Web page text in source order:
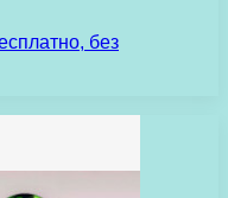
без